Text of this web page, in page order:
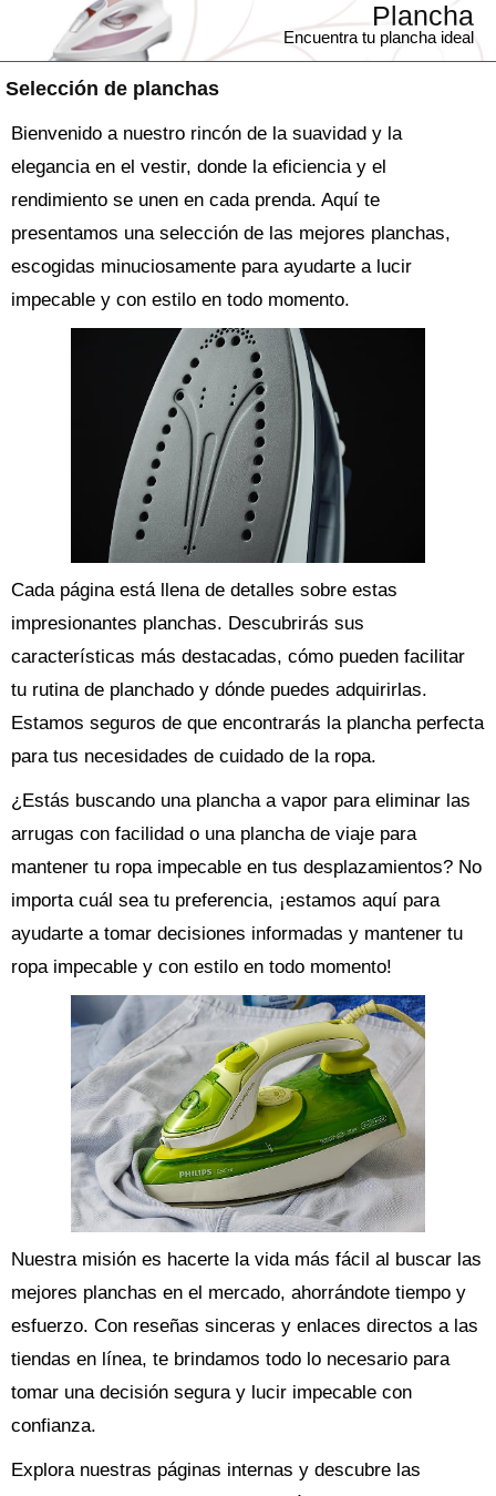
Selección de planchas
Plancha
Encuentra tu plancha ideal
Bienvenido a nuestro rincón de la suavidad y la
elegancia en el vestir, donde la eficiencia y el
rendimiento se unen en cada prenda. Aquí te
presentamos una selección de las mejores planchas,
escogidas minuciosamente para ayudarte a lucir
impecable y con estilo en todo momento.
Cada página está llena de detalles sobre estas
impresionantes planchas. Descubrirás sus
características más destacadas, cómo pueden facilitar
tu rutina de planchado y dónde puedes adquirirlas.
Estamos seguros de que encontrarás la plancha perfecta
para tus necesidades de cuidado de la ropa.
¿Estás buscando una plancha a vapor para eliminar las
arrugas con facilidad o una plancha de viaje para
mantener tu ropa impecable en tus desplazamientos? No
importa cuál sea tu preferencia, ¡estamos aquí para
ayudarte a tomar decisiones informadas y mantener tu
ropa impecable y con estilo en todo momento!
Nuestra misión es hacerte la vida más fácil al buscar las
mejores planchas en el mercado, ahorrándote tiempo y
esfuerzo. Con reseñas sinceras y enlaces directos a las
tiendas en línea, te brindamos todo lo necesario para
tomar una decisión segura y lucir impecable con
confianza.
Explora nuestras páginas internas y descubre las